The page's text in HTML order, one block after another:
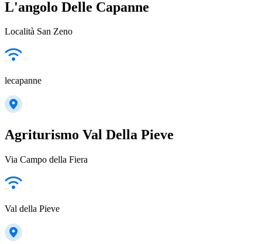
L'angolo Delle Capanne
Località San Zeno
lecapanne
Agriturismo Val Della Pieve
Via Campo della Fiera
Val della Pieve